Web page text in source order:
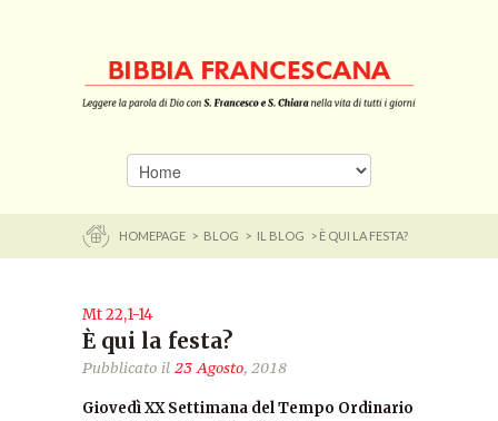
HOMEPAGE > BLOG > IL BLOG > È QUI LA FESTA?
Mt 22,1-14
È qui la festa?
Pubblicato il 23 Agosto, 2018
Giovedì XX Settimana del Tempo Ordinario